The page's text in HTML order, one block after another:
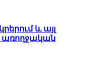
և այլ
առողջական